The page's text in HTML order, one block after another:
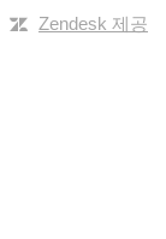
Zendesk 제공